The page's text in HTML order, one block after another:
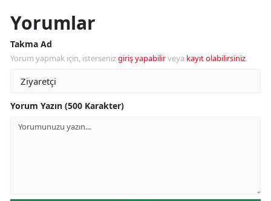
Yorumlar
Takma Ad
Yorum yapmak için, istersenizgiriş yapabilirveya kayıt olabilirsiniz.
Yorum Yazın (500 Karakter)